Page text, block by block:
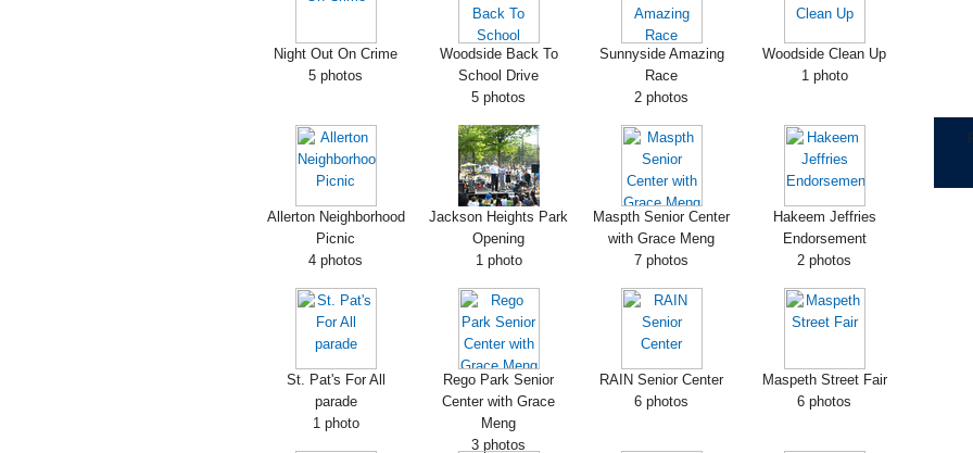
Night Out On Crime
5 photos
Woodside Back To
School Drive
5 photos
Sunnyside Amazing
Race
2 photos
Woodside Clean Up
1 photo
Allerton Neighborhood
Picnic
4 photos
Jackson Heights Park
Opening
1 photo
Maspth Senior Center
with Grace Meng
7 photos
Hakeem Jeffries
Endorsement
2 photos
St. Pat's For All
parade
1 photo
Rego Park Senior
Center with Grace
Meng
3 photos
RAIN Senior Center
6 photos
Maspeth Street Fair
6 photos